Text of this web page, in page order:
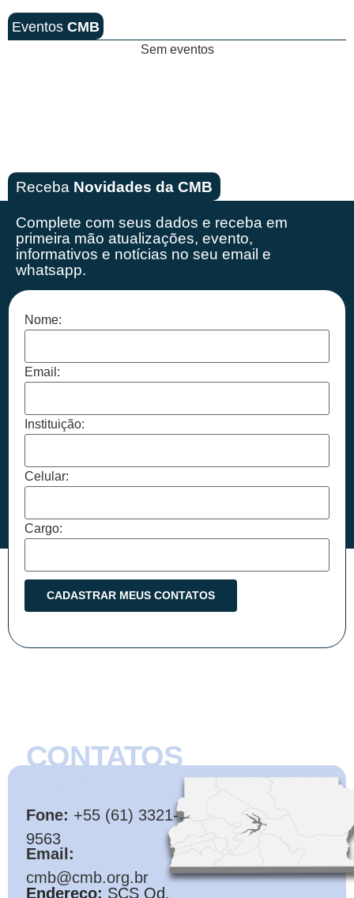
Eventos CMB
Sem eventos
Receba Novidades da CMB
Complete com seus dados e receba em
primeira mão atualizações, evento,
informativos e notícias no seu email e
whatsapp.
Nome:
Email:
Instituição:
Celular:
Cargo:
CONTATOS
Fone: +55 (61) 3321-
9563
Email:
cmb@cmb.org.br
Endereço: SCS Qd.